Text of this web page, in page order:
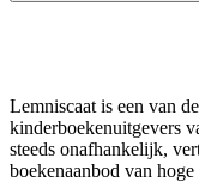
Lemniscaat is een van
kinderboekenuitgevers
steeds onafhankelijk,
boekenaanbod van